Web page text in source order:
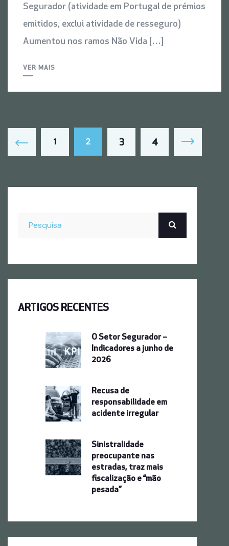
Segurador (atividade em Portugal de prémios
emitidos, exclui atividade de resseguro)
Aumentou nos ramos Não Vida […]
VER MAIS
1 2 3 4
ARTIGOS RECENTES
O Setor Segurador –
Indicadores a junho de
2026
Recusa de
responsabilidade em
acidente irregular
Sinistralidade
preocupante nas
estradas, traz mais
fiscalização e “mão
pesada”